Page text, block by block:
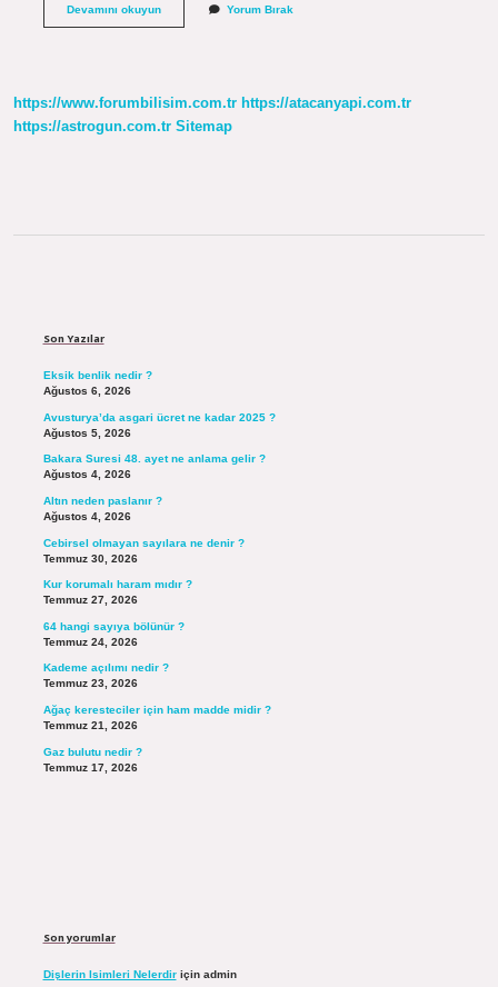
Devamını okuyunDada
Yorum Bırak
https://www.forumbilisim.com.tr https://atacanyapi.com.tr
https://astrogun.com.tr Sitemap
Son Yazılar
Eksik benlik nedir ?
Ağustos 6, 2026
Avusturya’da asgari ücret ne kadar 2025 ?
Ağustos 5, 2026
Bakara Suresi 48. ayet ne anlama gelir ?
Ağustos 4, 2026
Altın neden paslanır ?
Ağustos 4, 2026
Cebirsel olmayan sayılara ne denir ?
Temmuz 30, 2026
Kur korumalı haram mıdır ?
Temmuz 27, 2026
64 hangi sayıya bölünür ?
Temmuz 24, 2026
Kademe açılımı nedir ?
Temmuz 23, 2026
Ağaç keresteciler için ham madde midir ?
Temmuz 21, 2026
Gaz bulutu nedir ?
Temmuz 17, 2026
Son yorumlar
Dişlerin Isimleri Nelerdiriçin admin